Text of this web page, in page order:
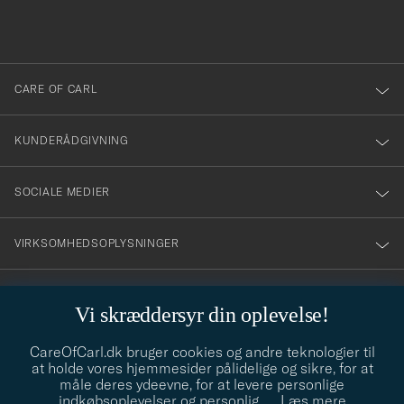
Vi skræddersyr din oplevelse!
CareOfCarl.dk bruger cookies og andre teknologier til
at holde vores hjemmesider pålidelige og sikre, for at
måle deres ydeevne, for at levere personlige
indkøbsoplevelser og personlig
Læs mere
dig
till
vårt
nyhetsbrev!
CARE OF CARL
KUNDERÅDGIVNING
SOCIALE MEDIER
VIRKSOMHEDSOPLYSNINGER
info@careofcarl.dk
Behøver du hjælp til at finde din stil? Lad os hjælpe dig, vi hjælper
gerne til!
STILRÅD